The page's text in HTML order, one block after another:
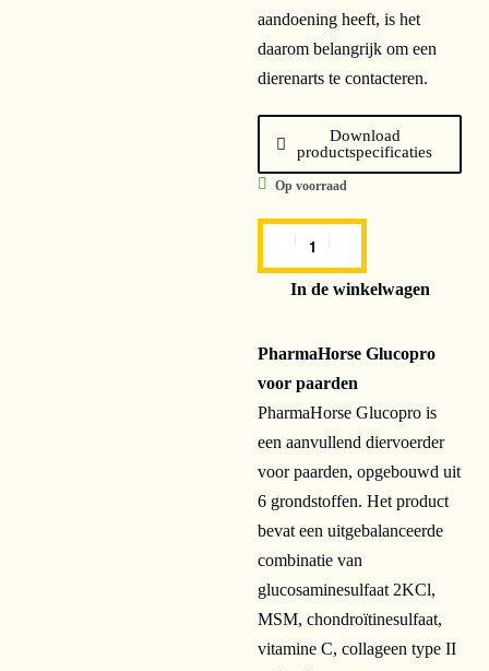
PharmaHorse Glucopro
voor paarden
PharmaHorse Glucopro is
een aanvullend diervoerder
voor paarden, opgebouwd uit
6 grondstoffen. Het product
bevat een uitgebalanceerde
combinatie van
glucosaminesulfaat 2KCl,
MSM, chondroïtinesulfaat,
vitamine C, collageen type II
aandoening heeft, is het
daarom belangrijk om een
dierenarts te contacteren.
Op voorraad
In de winkelwagen
Download
productspecificaties